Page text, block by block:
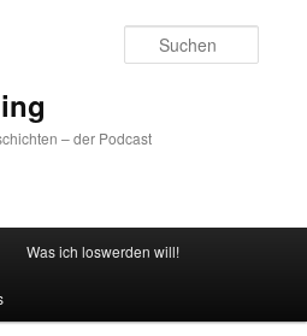
– der Podcast
Was ich loswerden will!